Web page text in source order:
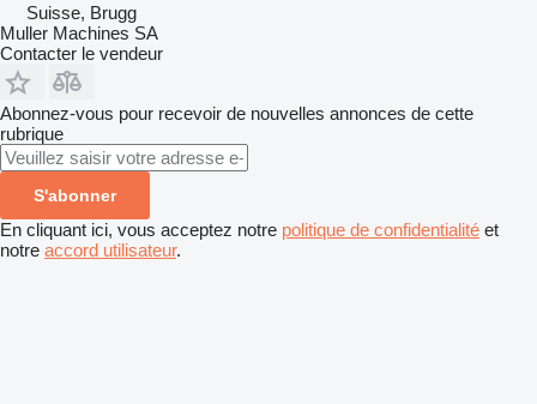
Suisse, Brugg
Muller Machines SA
Contacter le vendeur
Abonnez-vous pour recevoir de nouvelles annonces de cette
rubrique
S'abonner
En cliquant ici, vous acceptez notre politique de confidentialité et
notre accord utilisateur.